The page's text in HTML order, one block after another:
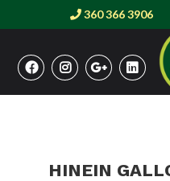
360 366 3906
HINEIN